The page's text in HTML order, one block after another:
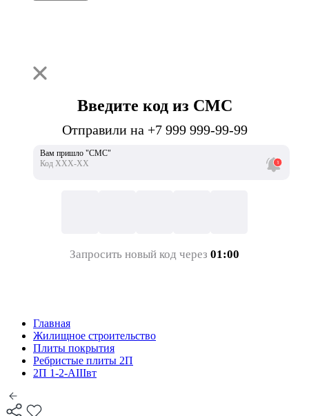
Введите код из СМС
Отправили на +7 999 999-99-99
Вам пришло "СМС"
Код ХХХ-ХХ
Запросить новый код через 01:00
Главная
Жилищное строительство
Плиты покрытия
Ребристые плиты 2П
2П 1-2-АIIIвт